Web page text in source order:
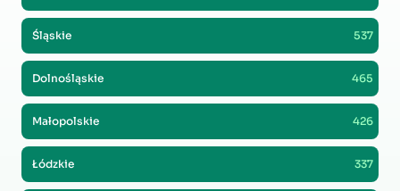
Śląskie 537
Dolnośląskie 465
Małopolskie 426
Łódzkie 337